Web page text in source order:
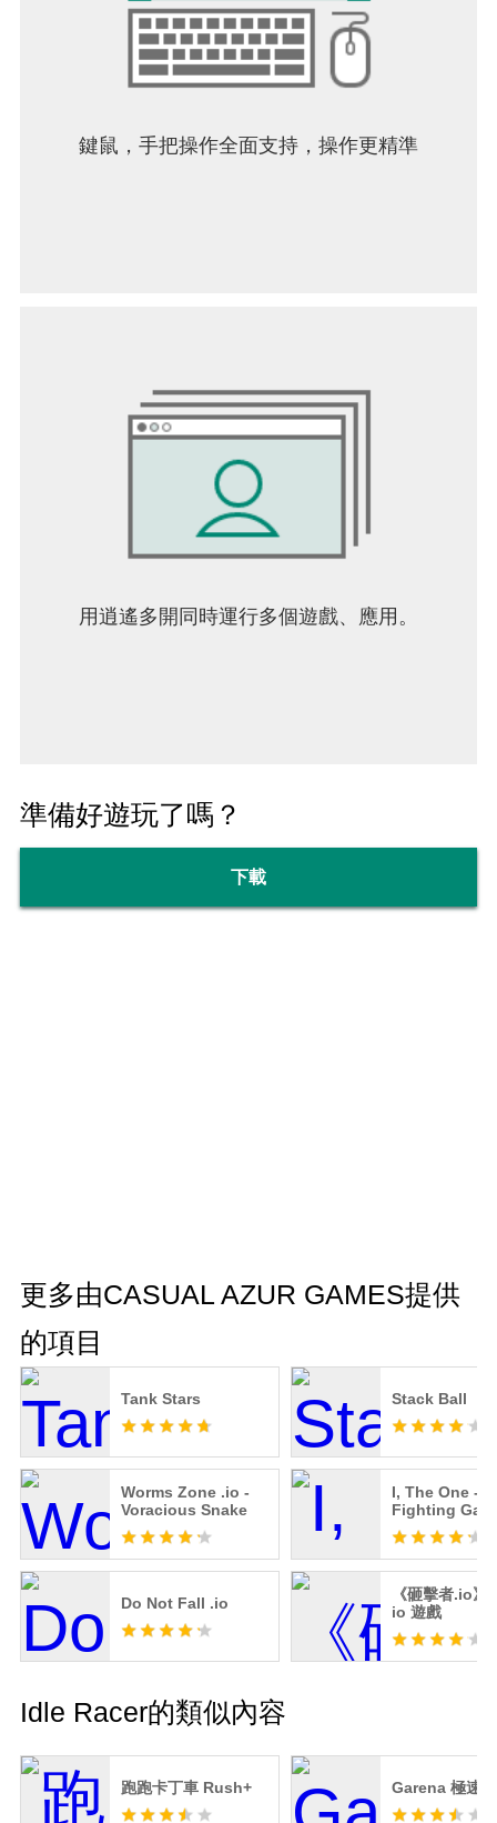
鍵鼠，手把操作全面支持，操作更精準
用逍遙多開同時運行多個遊戲、應用。
準備好遊玩了嗎？
下載
更多由CASUAL AZUR GAMES提供
的項目
Tank Stars Stack Ball
Worms Zone .io -
Voracious Snake
I, The One -
Fighting
Do Not Fall .io
《砸擊者.io》
io 遊戲
Idle Racer的類似內容
跑跑卡丁車 Rush+ Garena 極速